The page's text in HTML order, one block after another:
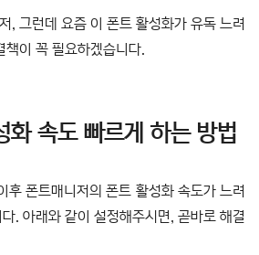
, 그런데 요즘 이 폰트 활성화가 유독 느려
이 꼭 필요하겠습니다.
화 속도 빠르게 하는 방법
후 폰트매니저의 폰트 활성화 속도가 느려
. 아래와 같이 설정해주시면, 곧바로 해결